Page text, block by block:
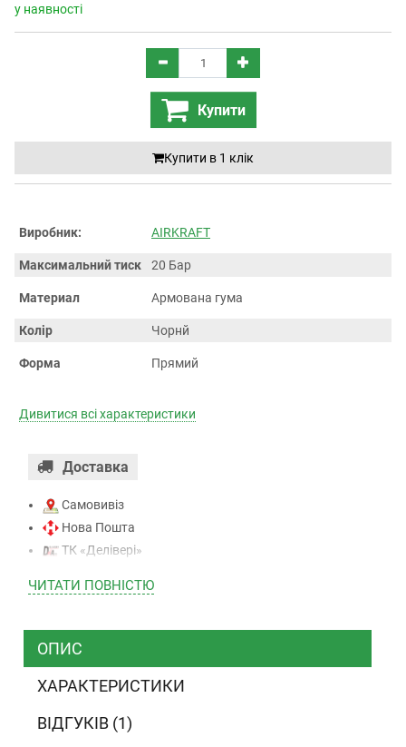
у наявності
Купити
Купити в 1 клiк
Виробник: AIRKRAFT
Maкcимaльний тиск 20 Бap
Maтepиaл Армована гума
Колір Чорнй
Форма Прямий
Дивитися всі характеристики
Доставка
Самовивіз
Нова Пошта
ТК «Делівері»
ТК “Justin”
ТК ”УкрПошта”
ЧИТАТИ ПОВНIСТЮ
ОПИС
ХАРАКТЕРИСТИКИ
ВІДГУКІВ (1)